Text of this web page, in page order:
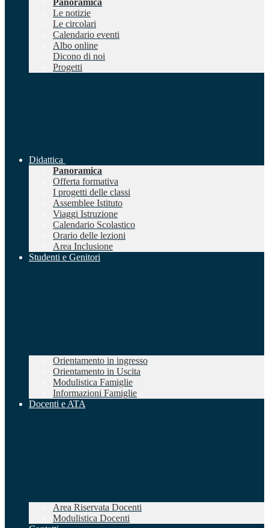
Panoramica
Le notizie
Le circolari
Calendario eventi
Albo online
Dicono di noi
Progetti
Didattica
Panoramica
Offerta formativa
I progetti delle classi
Assemblee Istituto
Viaggi Istruzione
Calendario Scolastico
Orario delle lezioni
Area Inclusione
Studenti e Genitori
Orientamento in ingresso
Orientamento in Uscita
Modulistica Famiglie
Informazioni Famiglie
Docenti e ATA
Area Riservata Docenti
Modulistica Docenti